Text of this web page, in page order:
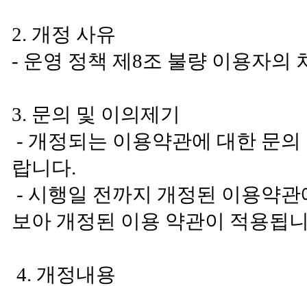
2. 개정 사유
- 운영 정책 제8조 불량 이용자의
3. 문의 및 이의제기
- 개정되는 이용약관에 대한 문
랍니다.
- 시행일 전까지 개정된 이용약
보아 개정된 이용 약관이 적용됩
4. 개정내용